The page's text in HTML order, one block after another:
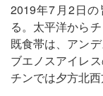
2019年7月2日
る。太平洋から
既食帯は、アン
ブエノスアイレ
チンでは夕方北西